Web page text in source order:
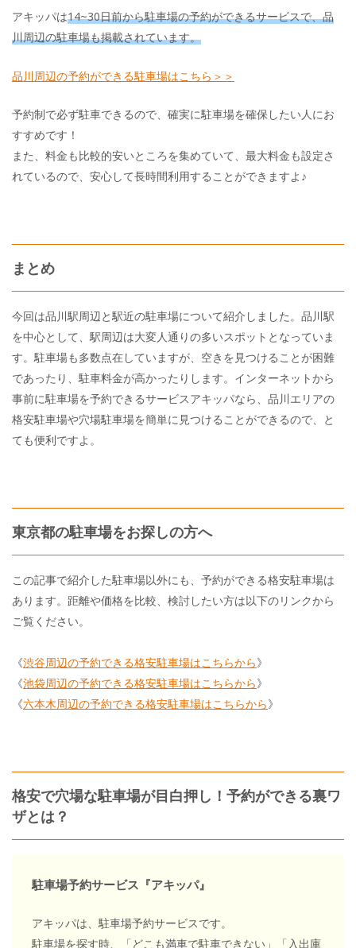
アキッパは14~30日前から駐車場の予約ができるサービスで、品
川周辺の駐車場も掲載されています。
品川周辺の予約ができる駐車場はこちら＞＞
予約制で必ず駐車できるので、確実に駐車場を確保したい人にお
すすめです！
また、料金も比較的安いところを集めていて、最大料金も設定さ
れているので、安心して長時間利用することができますよ♪
まとめ
今回は品川駅周辺と駅近の駐車場について紹介しました。品川駅
を中心として、駅周辺は大変人通りの多いスポットとなっていま
す。駐車場も多数点在していますが、空きを見つけることが困難
であったり、駐車料金が高かったりします。インターネットから
事前に駐車場を予約できるサービスアキッパなら、品川エリアの
格安駐車場や穴場駐車場を簡単に見つけることができるので、と
ても便利ですよ。
東京都の駐車場をお探しの方へ
この記事で紹介した駐車場以外にも、予約ができる格安駐車場は
あります。距離や価格を比較、検討したい方は以下のリンクから
ご覧ください。
《渋谷周辺の予約できる格安駐車場はこちらから》
《池袋周辺の予約できる格安駐車場はこちらから》
《六本木周辺の予約できる格安駐車場はこちらから》
格安で穴場な駐車場が目白押し！予約ができる裏ワ
ザとは？
駐車場予約サービス『アキッパ』
アキッパは、駐車場予約サービスです。
駐車場を探す時、「どこも満車で駐車できない」「入出庫